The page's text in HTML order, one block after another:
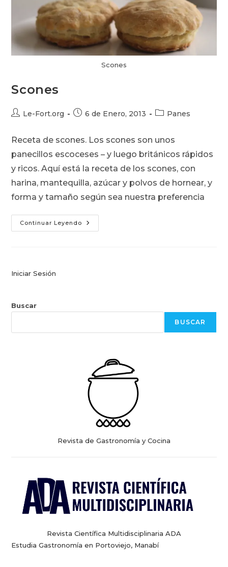
Scones
Scones
Autor
entrada:
Le-Fort.org
Publicación
entrada:
6 de Enero, 2013
Categoría
entrada:
Panes
Receta de scones. Los scones son unos
panecillos escoceses – y luego británicos rápidos
y ricos. Aquí está la receta de los scones, con
harina, mantequilla, azúcar y polvos de hornear, y
forma y tamaño según sea nuestra preferencia
Continuar Leyendo Scones
Iniciar Sesión
Buscar
BUSCAR
Revista de Gastronomía y Cocina
Revista Científica Multidisciplinaria ADA
Estudia Gastronomía en Portoviejo, Manabí